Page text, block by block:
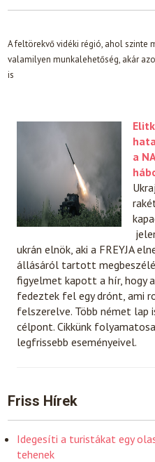
A feltörekvő vidéki régió, ahol szinte
valamilyen munkalehetőség, akár
is
a
ukrán elnök, aki a FREYJA
állásáról tartott
figyelmet kapott a hír, hogy
fedeztek fel egy drónt, ami
felszerelve. Több német
célpont. Cikkünk
legfrissebb eseményeivel.
Friss Hírek
Idegesíti a turistákat egy
tehenek